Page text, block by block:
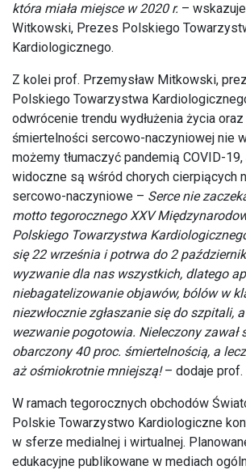
która miała miejsce w 2020 r. –
Witkowski, Prezes Polskiego
Kardiologicznego.
Z kolei prof. Przemysław Mitkowski,
Polskiego Towarzystwa
odwrócenie trendu wydłużenia życia
śmiertelności sercowo-naczyniowej nie
możemy tłumaczyć pandemią COVID-
widoczne są wśród chorych cierpiących
sercowo-naczyniowe – Serce nie
motto tegorocznego XXV
Polskiego Towarzystwa
się 22 września i potrwa do 2
wyzwanie dla nas wszystkich, dlatego
niebagatelizowanie objawów, bólów w
niezwłocznie zgłaszanie się do szpitali,
wezwanie pogotowia. Nieleczony zawał
obarczony 40 proc. śmiertelnością, a
aż ośmiokrotnie mniejszą!– dodaje prof.
W ramach tegorocznych obchodów
Polskie Towarzystwo Kardiologiczne
w sferze medialnej i wirtualnej.
edukacyjne publikowane w mediach